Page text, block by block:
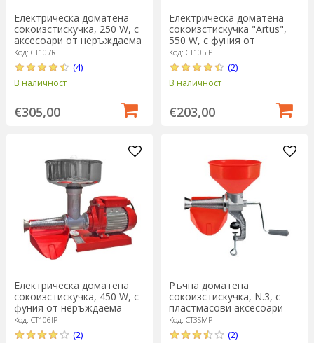
Електрическа доматена
сокоизстискучка, 250 W, с
аксесоари от неръждаема
стомана - Cibustek
Код: CT107R
(4)
В наличност
€305,00
Електрическа доматена
сокоизстискучка "Artus",
550 W, с фуния от
неръждаема стомана -
Cibustek
Код: CT105IP
(2)
В наличност
€203,00
Електрическа доматена
сокоизстискучка, 450 W, с
фуния от неръждаема
стомана - Cibustek
Код: CT106IP
(2)
Ръчна доматена
сокоизстискучка, N.3, с
пластмасови аксесоари -
Cibustek
Код: CT3SMP
(2)